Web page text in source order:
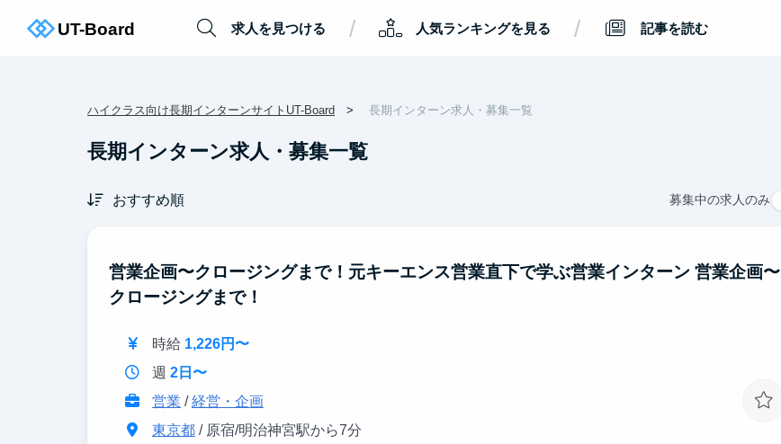
求人を見つける / 人気ランキングを見る / 記事を読む
ハイクラス向け長期インターンサイトUT-Board 長期インターン求人・募集一覧
長期インターン求人・募集一覧
おすすめ順 募集中の求人のみ
営業企画〜クロージングまで！元キーエンス営業直下で学ぶ営業インターン 営業企画〜
クロージングまで！
時給 1,226円〜
週 2日〜
営業 /経営・企画
東京都/ 原宿/明治神宮駅から7分